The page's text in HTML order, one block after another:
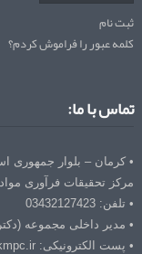
ثبت نام
کلمه عبور را فراموش کردم؟
تماس با ما:
• کرمان – بلوار جمهوری
مرکز تحقیقات فرآوری
• تلفن: 03432127423
• مدیر داخلی مجموعه (دکتر محمد
• پست الکترونیکی: info@kmpc.ir